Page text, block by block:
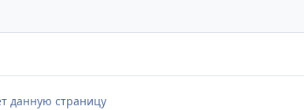
данную страницу